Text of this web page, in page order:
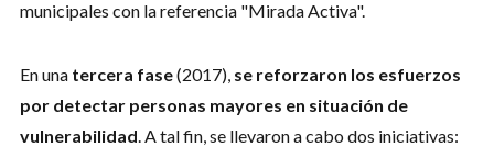
municipales con la referencia "Mirada Activa".
En unatercera fase(2017), se reforzaron los esfuerzos
por detectar personas mayores en situación de
vulnerabilidad. A tal fin, se llevaron a cabo dos iniciativas: